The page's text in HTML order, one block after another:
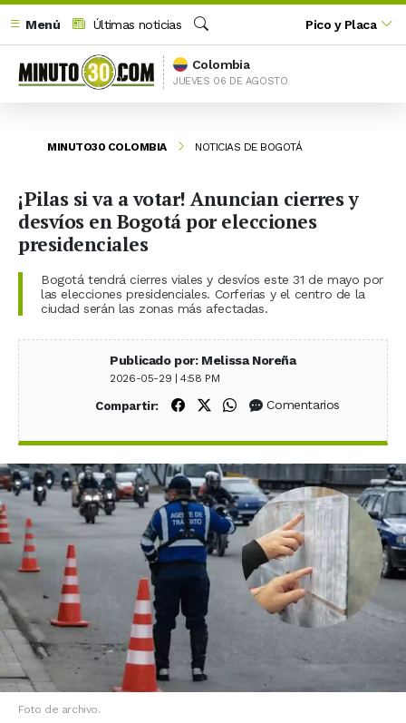
Menú
Últimas noticias
Buscar
Pico y Placa
Colombia
JUEVES 06 DE AGOSTO
MINUTO30 COLOMBIA NOTICIAS DE BOGOTÁ
¡Pilas si va a votar! Anuncian cierres y
desvíos en Bogotá por elecciones
presidenciales
Bogotá tendrá cierres viales y desvíos este 31 de mayo por
las elecciones presidenciales. Corferias y el centro de la
ciudad serán las zonas más afectadas.
Publicado por: Melissa Noreña
2026-05-29 | 4:58 PM
Compartir: Compartir en Facebook
Compartir en X (Twitter)
Compartir en WhatsApp
Comentarios
Foto de archivo.